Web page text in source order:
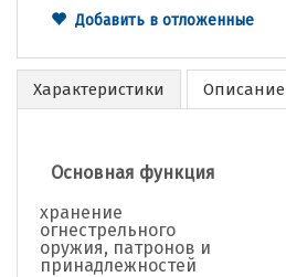
Добавить в отложенные
Характеристики Описание
Основная функция
хранение
огнестрельного
оружия, патронов и
принадлежностей